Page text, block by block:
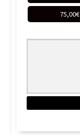
75,00€